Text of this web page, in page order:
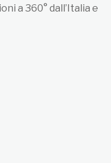
a 360° dall’Italia e